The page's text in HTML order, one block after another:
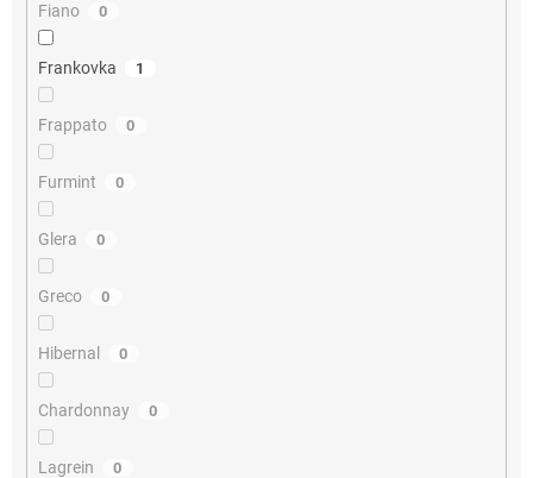
Fiano 0
Frankovka 1
Frappato 0
Furmint 0
Glera 0
Greco 0
Hibernal 0
Chardonnay 0
Lagrein 0